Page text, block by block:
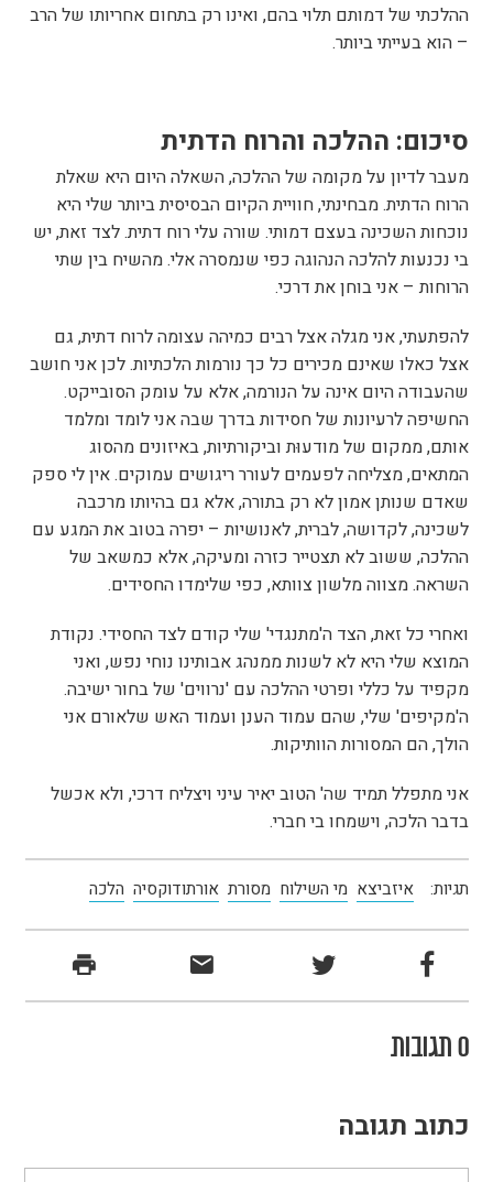
ההלכתי של דמותם תלוי בהם, ואינו רק בתחום אחריותו של הרב
– הוא בעייתי ביותר.
סיכום: ההלכה והרוח הדתית
מעבר לדיון על מקומה של ההלכה, השאלה היום היא שאלת
הרוח הדתית. מבחינתי, חוויית הקיום הבסיסית ביותר שלי היא
נוכחות השכינה בעצם דמותי. שורה עלי רוח דתית. לצד זאת, יש
בי נכנעות להלכה הנהוגה כפי שנמסרה אלי. מהשיח בין שתי
הרוחות – אני בוחן את דרכי.
להפתעתי, אני מגלה אצל רבים כמיהה עצומה לרוח דתית, גם
אצל כאלו שאינם מכירים כל כך נורמות הלכתיות. לכן אני חושב
שהעבודה היום אינה על הנורמה, אלא על עומק הסובייקט.
החשיפה לרעיונות של חסידות בדרך שבה אני לומד ומלמד
אותם, ממקום של מודעוּת וביקורתיות, באיזונים מהסוג
המתאים, מצליחה לפעמים לעורר ריגושים עמוקים. אין לי ספק
שאדם שנותן אמון לא רק בתורה, אלא גם בהיותו מרכבה
לשכינה, לקדושה, לברית, לאנושיות – יפרה בטוב את המגע עם
ההלכה, ששוב לא תצטייר כזרה ומעיקה, אלא כמשאב של
השראה. מצווה מלשון צוותא, כפי שלימדו החסידים.
ואחרי כל זאת, הצד ה'מתנגדי' שלי קודם לצד החסידי. נקודת
המוצא שלי היא לא לשנות ממנהג אבותינו נוחי נפש, ואני
מקפיד על כללי ופרטי ההלכה עם 'נרווים' של בחור ישיבה.
ה'מקיפים' שלי, שהם עמוד הענן ועמוד האש שלאורם אני
הולך, הם המסורות הוותיקות.
אני מתפלל תמיד שה' הטוב יאיר עיני ויצליח דרכי, ולא אכשל
בדבר הלכה, וישמחו בי חברי.
תגיות: איזביצא מי השילוח מסורת אורתודוקסיה הלכה
0 תגובות
כתוב תגובה